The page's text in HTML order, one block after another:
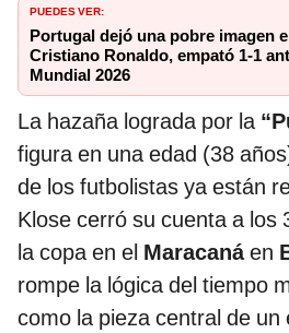
PUEDES VER:
Portugal dejó una pobre imagen
Cristiano Ronaldo, empató 1-1
Mundial 2026
La hazaña lograda por la
figura en una edad (38
de los futbolistas ya están
Klose cerró su cuenta a los
la copa en el Maracanáen
rompe la lógica del tiempo
como la pieza central de un